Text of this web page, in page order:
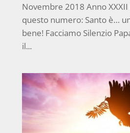
Novembre 2018 Anno
questo numero: Santo è…
bene! Facciamo Silenzio
il...